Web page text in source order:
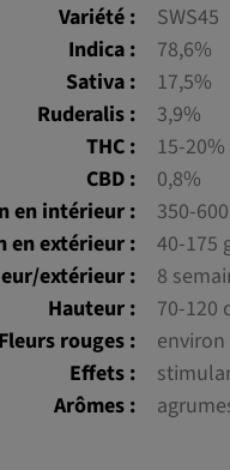
Variété :
SWS45
Indica :
78,6%
Sativa :
17,5%
Ruderalis :
3,9%
THC :
15-20%
CBD :
0,8%
en intérieur :
350-
en extérieur :
40-175
extérieur :
8
Hauteur :
70-120
Fleurs rouges :
Effets :
Arômes :